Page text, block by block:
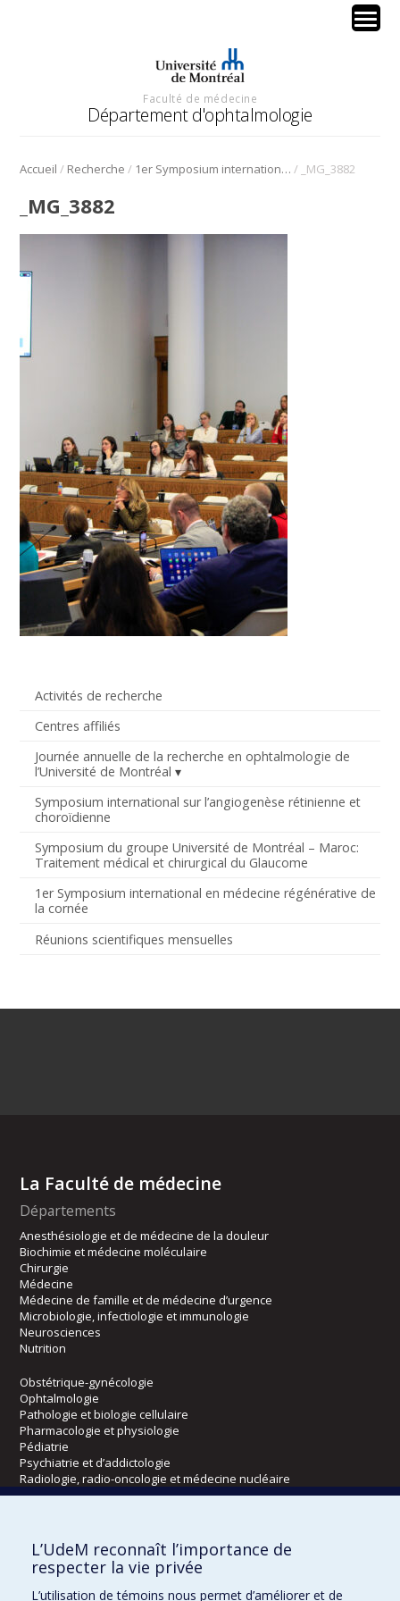
Faculté de médecine
Département d'ophtalmologie
Accueil / Recherche / 1er Symposium international en médecine régénérative de la cornée / _MG_3882
Activités de recherche
Centres affiliés
Journée annuelle de la recherche en ophtalmologie de
l’Université de Montréal
Symposium international sur l’angiogenèse rétinienne et
choroïdienne
Symposium du groupe Université de Montréal – Maroc:
Traitement médical et chirurgical du Glaucome
1er Symposium international en médecine régénérative de
la cornée
Réunions scientifiques mensuelles
_MG_3882
La Faculté de médecine
Départements
Anesthésiologie et de médecine de la douleur
Biochimie et médecine moléculaire
Chirurgie
Médecine
Médecine de famille et de médecine d’urgence
Microbiologie, infectiologie et immunologie
Neurosciences
Nutrition
Obstétrique-gynécologie
Ophtalmologie
Pathologie et biologie cellulaire
Pharmacologie et physiologie
Pédiatrie
Psychiatrie et d’addictologie
Radiologie, radio-oncologie et médecine nucléaire
Écoles
Kinésiologie et des sciences de l’activité physique
Orthophonie et audiologie
Réadaptation
L’UdeM reconnaît l’importance de
respecter la vie privée
L’utilisation de témoins nous permet d’améliorer et de